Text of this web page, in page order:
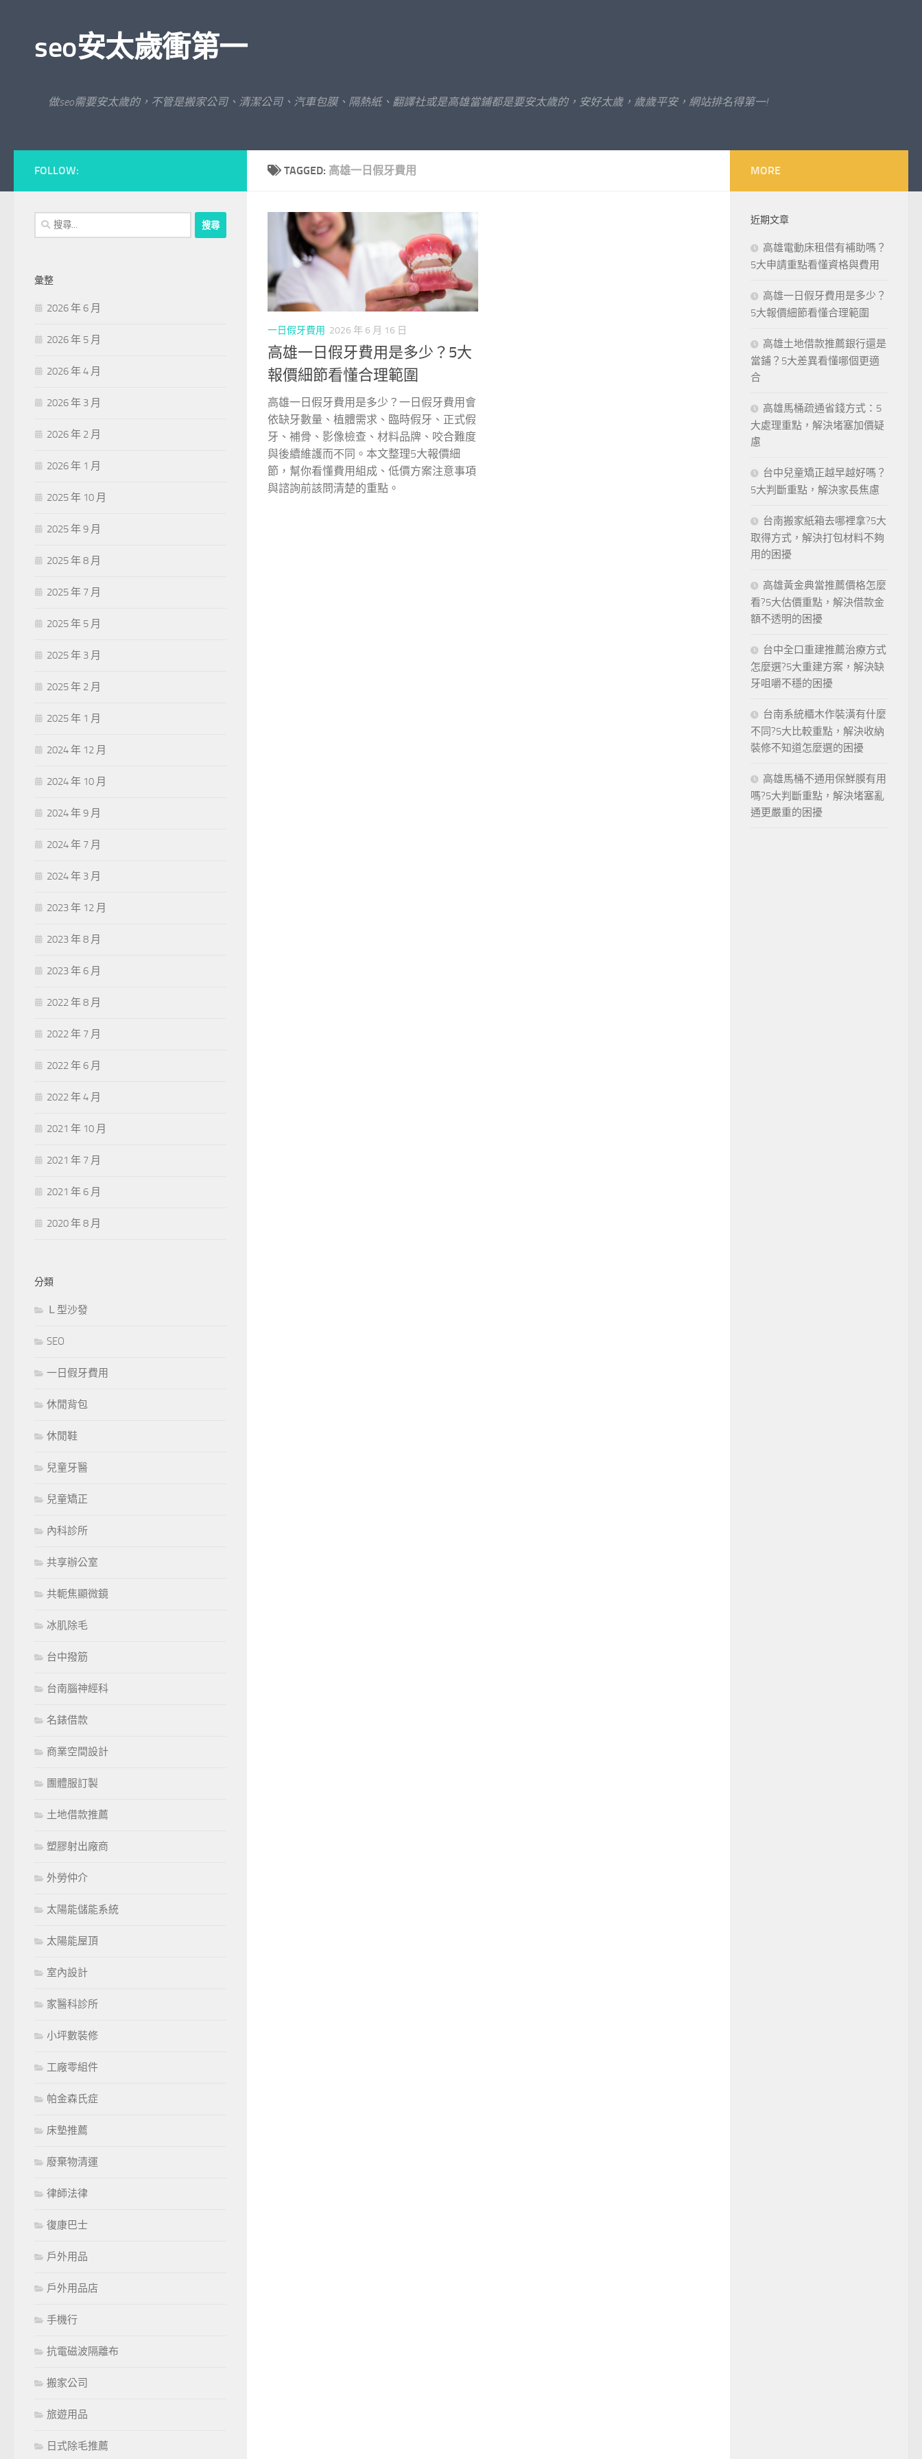
seo安太歲衝第一
做seo需要安太歲的，不管是搬家公司、清潔公司、汽車包膜、隔熱紙、翻譯社或是高雄當鋪都是要安太歲的，安好太歲，歲歲平安，網站排名得第一!
TAGGED: 高雄一日假牙費用
一日假牙費用 2026 年 6 月 16 日
高雄一日假牙費用是多少？5大
報價細節看懂合理範圍
高雄一日假牙費用是多少？一日假牙費用會
依缺牙數量、植體需求、臨時假牙、正式假
牙、補骨、影像檢查、材料品牌、咬合難度
與後續維護而不同。本文整理5大報價細
節，幫你看懂費用組成、低價方案注意事項
與諮詢前該問清楚的重點。
FOLLOW:
搜
尋
字:
彙整
2026 年 6 月
2026 年 5 月
2026 年 4 月
2026 年 3 月
2026 年 2 月
2026 年 1 月
2025 年 10 月
2025 年 9 月
2025 年 8 月
2025 年 7 月
2025 年 5 月
2025 年 3 月
2025 年 2 月
2025 年 1 月
2024 年 12 月
2024 年 10 月
2024 年 9 月
2024 年 7 月
2024 年 3 月
2023 年 12 月
2023 年 8 月
2023 年 6 月
2022 年 8 月
2022 年 7 月
2022 年 6 月
2022 年 4 月
2021 年 10 月
2021 年 7 月
2021 年 6 月
2020 年 8 月
分類
Ｌ型沙發
SEO
一日假牙費用
休閒背包
休閒鞋
兒童牙醫
兒童矯正
內科診所
共享辦公室
共軛焦顯微鏡
冰肌除毛
台中撥筋
台南腦神經科
名錶借款
商業空間設計
團體服訂製
土地借款推薦
塑膠射出廠商
外勞仲介
太陽能儲能系統
太陽能屋頂
室內設計
家醫科診所
小坪數裝修
工廠零組件
帕金森氏症
床墊推薦
廢棄物清運
律師法律
復康巴士
戶外用品
戶外用品店
手機行
抗電磁波隔離布
搬家公司
旅遊用品
日式除毛推薦
MORE
近期文章
高雄電動床租借有補助嗎？
5大申請重點看懂資格與費用
高雄一日假牙費用是多少？
5大報價細節看懂合理範圍
高雄土地借款推薦銀行還是
當鋪？5大差異看懂哪個更適
合
高雄馬桶疏通省錢方式：5
大處理重點，解決堵塞加價疑
慮
台中兒童矯正越早越好嗎？
5大判斷重點，解決家長焦慮
台南搬家紙箱去哪裡拿?5大
取得方式，解決打包材料不夠
用的困擾
高雄黃金典當推薦價格怎麼
看?5大估價重點，解決借款金
額不透明的困擾
台中全口重建推薦治療方式
怎麼選?5大重建方案，解決缺
牙咀嚼不穩的困擾
台南系統櫃木作裝潢有什麼
不同?5大比較重點，解決收納
裝修不知道怎麼選的困擾
高雄馬桶不通用保鮮膜有用
嗎?5大判斷重點，解決堵塞亂
通更嚴重的困擾